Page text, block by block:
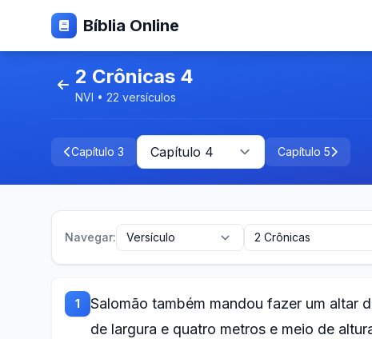
Bíblia Online
2 Crônicas 4
NVI • 22 versículos
Capítulo 3 Capítulo 5
Navegar:
1
Salomão também mandou fazer um altar
de largura e quatro metros e meio de